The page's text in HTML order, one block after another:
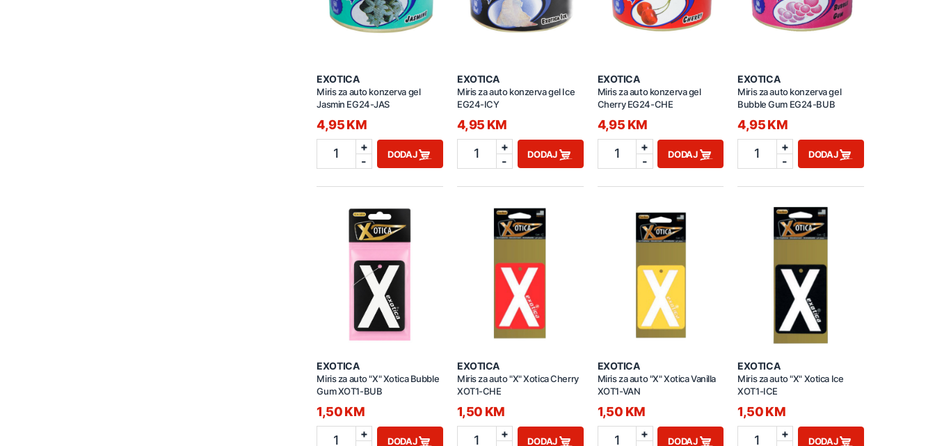
EXOTICA
Miris za auto konzerva gel
Jasmin EG24-JAS
4,95 KM
1
+
-
DODAJ
EXOTICA
Miris za auto konzerva gel Ice
EG24-ICY
4,95 KM
1
+
-
DODAJ
EXOTICA
Miris za auto konzerva gel
Cherry EG24-CHE
4,95 KM
1
+
-
DODAJ
EXOTICA
Miris za auto konzerva gel
Bubble Gum EG24-BUB
4,95 KM
1
+
-
DODAJ
EXOTICA
Miris za auto "X" Xotica Bubble
Gum XOT1-BUB
1,50 KM
1
+
DODAJ
EXOTICA
Miris za auto "X" Xotica Cherry
XOT1-CHE
1,50 KM
1
+
DODAJ
EXOTICA
Miris za auto "X" Xotica Vanilla
XOT1-VAN
1,50 KM
1
+
DODAJ
EXOTICA
Miris za auto "X" Xotica Ice
XOT1-ICE
1,50 KM
1
+
DODAJ